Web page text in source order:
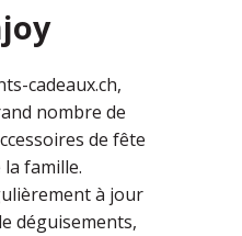
cadeaux.ch,
nombre de
de fête
famille.
à jour
déguisements,